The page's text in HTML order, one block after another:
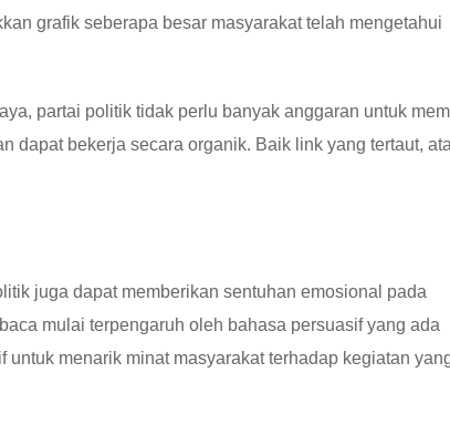
grafik seberapa besar masyarakat telah mengetahui
partai politik tidak perlu banyak anggaran untuk
dapat bekerja secara organik. Baik link yang tertaut,
juga dapat memberikan sentuhan emosional pada
mulai terpengaruh oleh bahasa persuasif yang ada
menarik minat masyarakat terhadap kegiatan